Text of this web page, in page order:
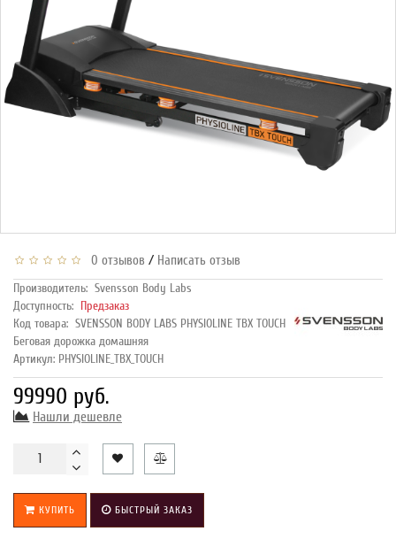
0 отзывов / Написать отзыв
Производитель: Svensson Body Labs
Доступность: Предзаказ
Код товара: SVENSSON BODY LABS PHYSIOLINE TBX TOUCH
Беговая дорожка домашняя
Артикул: PHYSIOLINE_TBX_TOUCH
99990 руб.
Нашли дешевле
КУПИТЬ БЫСТРЫЙ ЗАКАЗ